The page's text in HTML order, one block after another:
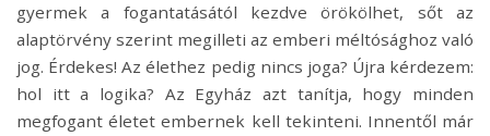
gyermek a fogantatásától kezdve örökölhet, sőt az
alaptörvény szerint megilleti az emberi méltósághoz való
jog. Érdekes! Az élethez pedig nincs joga? Újra kérdezem:
hol itt a logika? Az Egyház azt tanítja, hogy minden
megfogant életet embernek kell tekinteni. Innentől már